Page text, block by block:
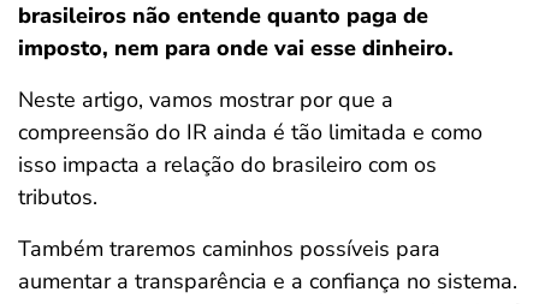
brasileiros não entende quanto paga de
imposto, nem para onde vai esse dinheiro.
Neste artigo, vamos mostrar por que a
compreensão do IR ainda é tão limitada e como
isso impacta a relação do brasileiro com os
tributos.
Também traremos caminhos possíveis para
aumentar a transparência e a confiança no sistema.